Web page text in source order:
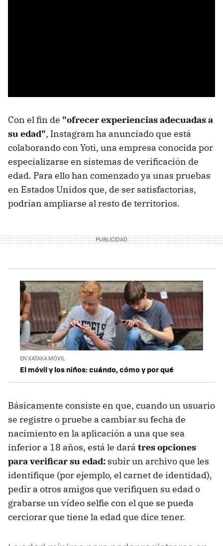
Con el fin de "ofrecer experiencias adecuadas a
su edad", Instagram ha anunciado que está
colaborando con Yoti, una empresa conocida por
especializarse en sistemas de verificación de
edad. Para ello han comenzado ya unas pruebas
en Estados Unidos que, de ser satisfactorias,
podrían ampliarse al resto de territorios.
EN XATAKA MÓVIL
El móvil y los niños: cuándo, cómo y por qué
Básicamente consiste en que, cuando un usuario
se registre o pruebe a cambiar su fecha de
nacimiento en la aplicación a una que sea
inferior a 18 años, está le dará tres opciones
para verificar su edad: subir un archivo que les
identifique (por ejemplo, el carnet de identidad),
pedir a otros amigos que verifiquen su edad o
grabarse un vídeo selfie con el que se pueda
cerciorar que tiene la edad que dice tener.